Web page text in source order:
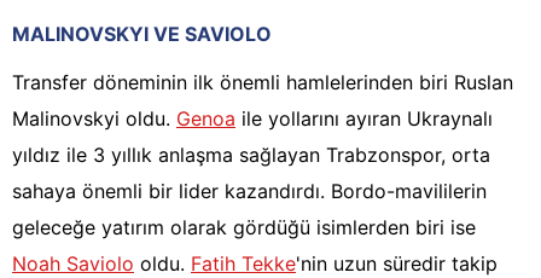
MALINOVSKYI VE SAVIOLO
Transfer döneminin ilk önemli hamlelerinden biri Ruslan
Malinovskyi oldu. Genoa ile yollarını ayıran Ukraynalı
yıldız ile 3 yıllık anlaşma sağlayan Trabzonspor, orta
sahaya önemli bir lider kazandırdı. Bordo-mavililerin
geleceğe yatırım olarak gördüğü isimlerden biri ise
Noah Saviolo oldu. Fatih Tekke'nin uzun süredir takip